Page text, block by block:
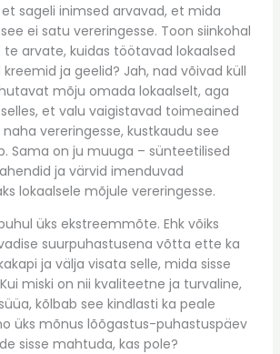
sageli inimsed arvavad, et mida
ei satu vereringesse. Toon siinkohal
arvate, kuidas töötavad lokaalsed
ja geelid? Jah, nad võivad küll
mõju omada lokaalselt, aga
et valu vaigistavad toimeained
vereringesse, kustkaudu see
Sama on ju muuga – sünteetilised
ja värvid imenduvad
lokaalsele mõjule vereringesse.
üks ekstreemmõte. Ehk võiks
suurpuhastusena võtta ette ka
ja välja visata selle, mida sisse
miski on nii kvaliteetne ja turvaline,
kõlbab see kindlasti ka peale
üks mõnus lõõgastus-puhastuspäev
sisse mahtuda, kas pole?